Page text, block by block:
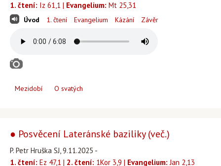
1. čtení: Iz 61,1 | Evangelium: Mt 25,31
Úvod 1. čtení Evangelium Kázání Závěr
Mezidobí O svatých
● Posvěcení Lateránské baziliky (več.)
P. Petr Hruška SJ, 9.11.2025 -
1. čtení: Ez 47,1 | 2. čtení: 1Kor 3,9 | Evangelium: Jan 2,13